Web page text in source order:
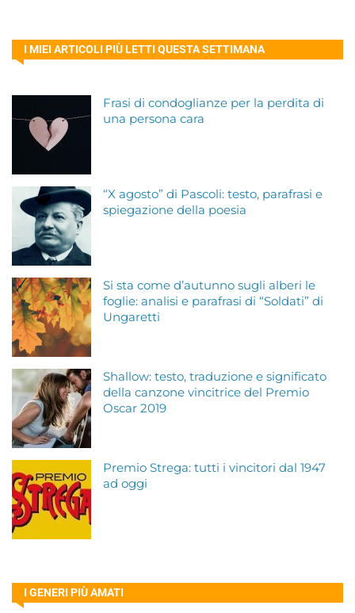
I MIEI ARTICOLI PIÙ LETTI QUESTA SETTIMANA
Frasi di condoglianze per la perdita di
una persona cara
“X agosto” di Pascoli: testo, parafrasi e
spiegazione della poesia
Si sta come d’autunno sugli alberi le
foglie: analisi e parafrasi di “Soldati” di
Ungaretti
Shallow: testo, traduzione e significato
della canzone vincitrice del Premio
Oscar 2019
Premio Strega: tutti i vincitori dal 1947
ad oggi
I GENERI PIÙ AMATI